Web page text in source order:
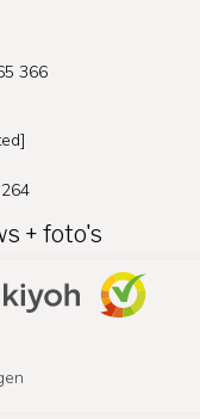
366
+ foto's